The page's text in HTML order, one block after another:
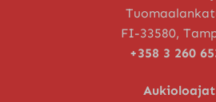
FI-33580,
+358 3 260
Aukioloajat